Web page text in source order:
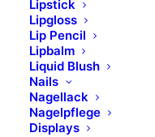
Lipstick
Lipgloss
Lip Pencil
Lipbalm
Liquid Blush
Nails
Nagellack
Nagelpflege
Displays